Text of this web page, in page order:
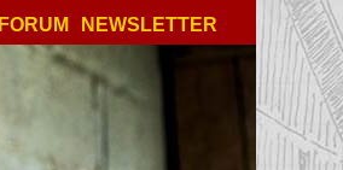
FORUM NEWSLETTER